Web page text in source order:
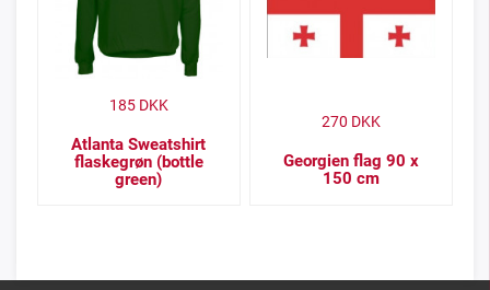
Atlanta Sweatshirt
flaskegrøn (bottle
green)
185DKK
Georgien flag 90 x
150 cm
270 DKK